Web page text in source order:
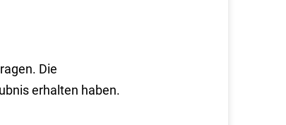
Die
erhalten haben.